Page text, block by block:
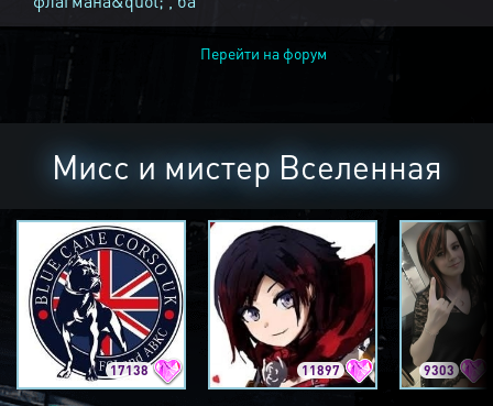
Перейти на форум
Мисс и мистер Вселенная
17138 11897 9303